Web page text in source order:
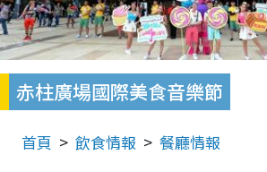
赤柱廣場國際美食音樂節
首頁 飲食情報 餐廳情報